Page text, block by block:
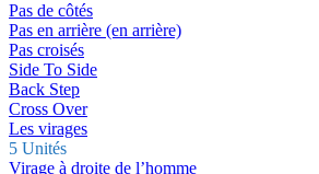
Pas de côtés
Pas en arrière (en arrière)
Pas croisés
Side To Side
Back Step
Cross Over
Les virages
5 Unités
Virage à droite de l’homme